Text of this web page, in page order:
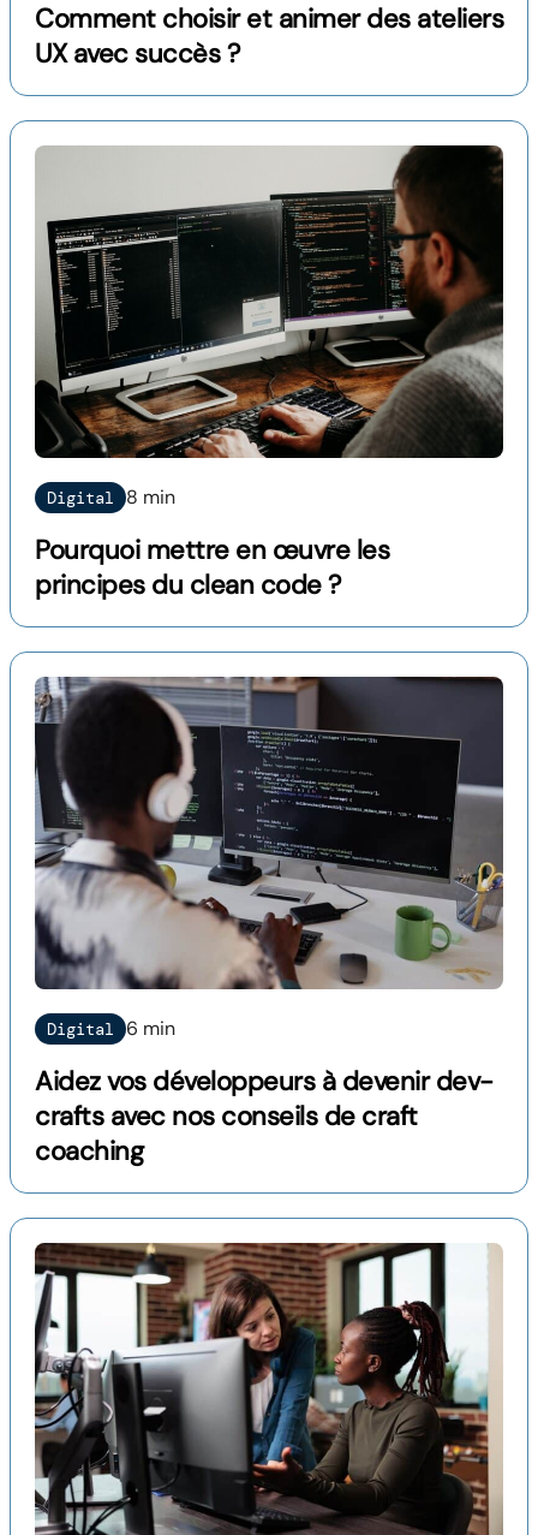
Comment choisir et animer des ateliers
UX avec succès ?
Digital 8 min
Pourquoi mettre en œuvre les
principes du clean code ?
Digital 6 min
Aidez vos développeurs à devenir dev-
crafts avec nos conseils de craft
coaching